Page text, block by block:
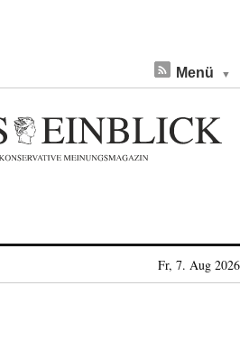
Menü
Fr, 7. Aug 2026